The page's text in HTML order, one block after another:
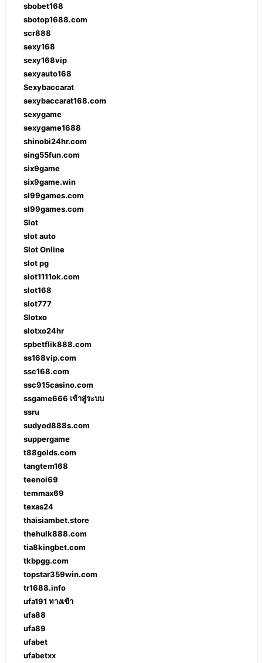
sbobet168
sbotop1688.com
scr888
sexy168
sexy168vip
sexyauto168
Sexybaccarat
sexybaccarat168.com
sexygame
sexygame1688
shinobi24hr.com
sing55fun.com
six9game
six9game.win
sl99games.com
sl99games.com
Slot
slot auto
Slot Online
slot pg
slot1111ok.com
slot168
slot777
Slotxo
slotxo24hr
spbetflik888.com
ss168vip.com
ssc168.com
ssc915casino.com
ssgame666 เข้าสู่ระบบ
ssru
sudyod888s.com
suppergame
t88golds.com
tangtem168
teenoi69
temmax69
texas24
thaisiambet.store
thehulk888.com
tia8kingbet.com
tkbpgg.com
topstar359win.com
tr1688.info
ufa191 ทางเข้า
ufa88
ufa89
ufabet
ufabetxx